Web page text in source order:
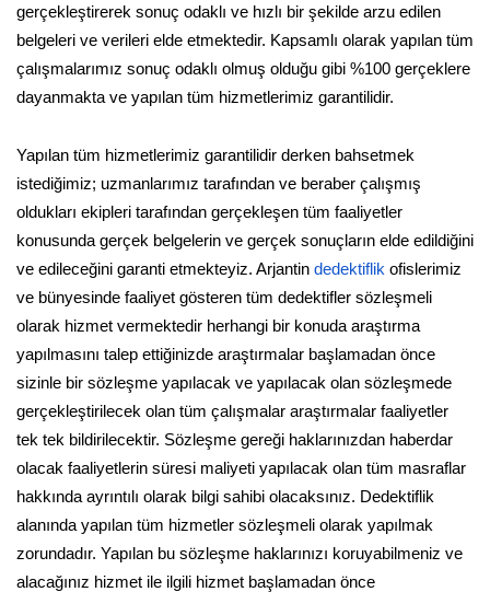
gerçekleştirerek sonuç odaklı ve hızlı bir şekilde arzu edilen
belgeleri ve verileri elde etmektedir. Kapsamlı olarak yapılan tüm
çalışmalarımız sonuç odaklı olmuş olduğu gibi %100 gerçeklere
dayanmakta ve yapılan tüm hizmetlerimiz garantilidir.
Yapılan tüm hizmetlerimiz garantilidir derken bahsetmek
istediğimiz; uzmanlarımız tarafından ve beraber çalışmış
oldukları ekipleri tarafından gerçekleşen tüm faaliyetler
konusunda gerçek belgelerin ve gerçek sonuçların elde edildiğini
ve edileceğini garanti etmekteyiz. Arjantin dedektiflik ofislerimiz
ve bünyesinde faaliyet gösteren tüm dedektifler sözleşmeli
olarak hizmet vermektedir herhangi bir konuda araştırma
yapılmasını talep ettiğinizde araştırmalar başlamadan önce
sizinle bir sözleşme yapılacak ve yapılacak olan sözleşmede
gerçekleştirilecek olan tüm çalışmalar araştırmalar faaliyetler
tek tek bildirilecektir. Sözleşme gereği haklarınızdan haberdar
olacak faaliyetlerin süresi maliyeti yapılacak olan tüm masraflar
hakkında ayrıntılı olarak bilgi sahibi olacaksınız. Dedektiflik
alanında yapılan tüm hizmetler sözleşmeli olarak yapılmak
zorundadır. Yapılan bu sözleşme haklarınızı koruyabilmeniz ve
alacağınız hizmet ile ilgili hizmet başlamadan önce